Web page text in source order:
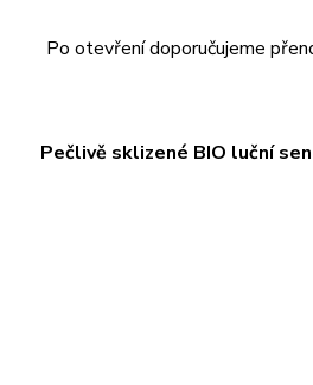
Po otevření doporučujeme
Pečlivě sklizené BIO luční